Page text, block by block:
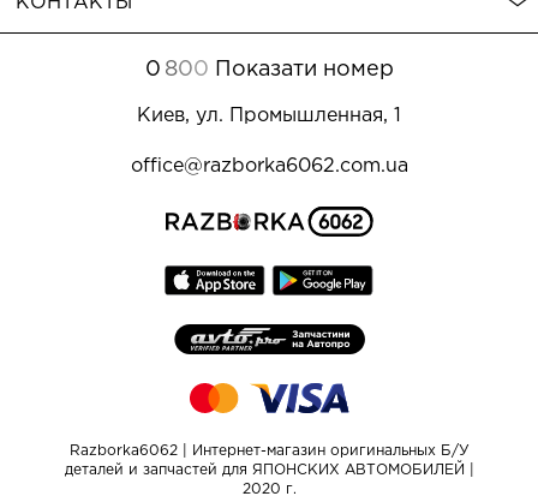
0 800 Показати номер
Киев, ул. Промышленная, 1
office@razborka6062.com.ua
Razborka6062 | Интернет-магазин оригинальных Б/У
деталей и запчастей для ЯПОНСКИХ АВТОМОБИЛЕЙ |
2020 г.